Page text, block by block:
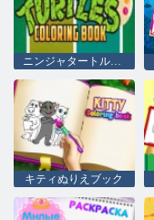
ニンジャタートルズのぬりえ
キティぬりえブック